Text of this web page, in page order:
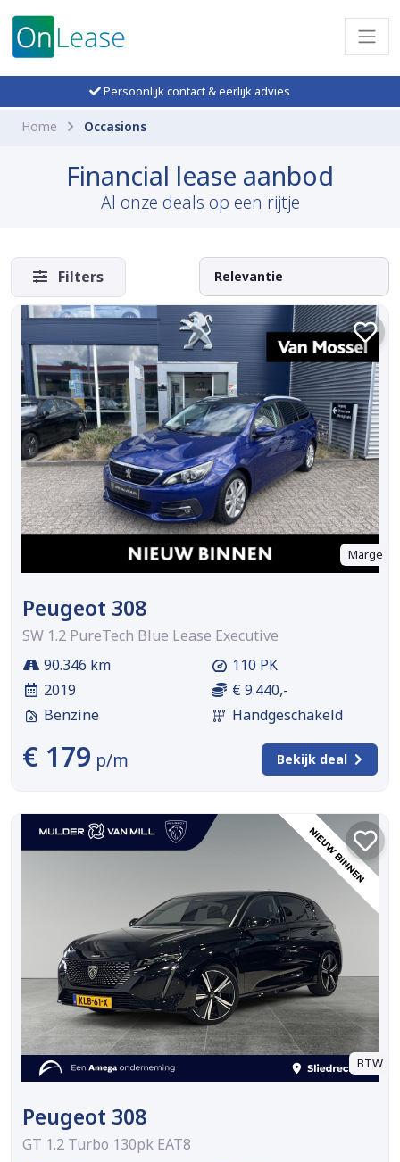
Persoonlijk contact & eerlijk advies
Home Occasions
Financial lease aanbod
Al onze deals op een rijtje
Filters
Marge
Peugeot 308
SW 1.2 PureTech Blue Lease Executive
90.346 km
2019
Benzine
110 PK
€ 9.440,-
Handgeschakeld
€ 179 p/m Bekijk deal
BTW
Peugeot 308
GT 1.2 Turbo 130pk EAT8